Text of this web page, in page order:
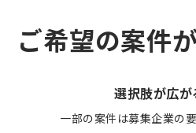
ご希望の案件
選択肢が広が
一部の案件は募集企業の